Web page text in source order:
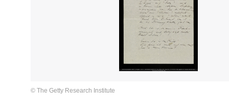
© The Getty Research Institute